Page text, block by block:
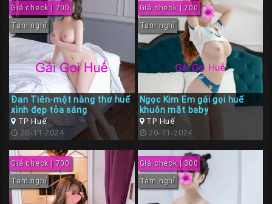
Giá check | 700
Tạm nghỉ
Đan Tiên-một nàng thơ huế
xinh đẹp tỏa sáng
TP Huế
20-11-2024
Giá check | 700
Tạm nghỉ
Ngọc Kim Em gái gọi huế
khuôn mặt baby
TP Huế
20-11-2024
Giá check | 700
Tạm nghỉ
Giá check | 300
Tạm nghỉ